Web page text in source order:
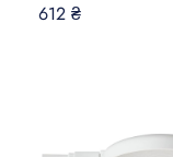
612 ₴